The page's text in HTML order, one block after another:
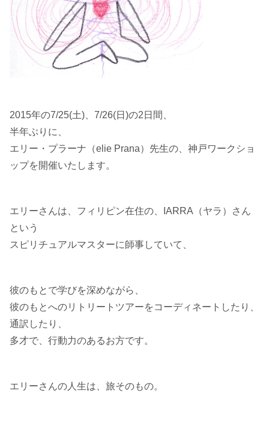
2015年の7/25(土)、7/26(日)の2日間、
半年ぶりに、
エリー・プラーナ（elie Prana）先生の、神戸ワークショ
ップを開催いたします。
エリーさんは、フィリピン在住の、IARRA（ヤラ）さん
という
スピリチュアルマスターに師事していて、
彼のもとで学びを深めながら、
彼のもとへのリトリートツアーをコーディネートしたり、
通訳したり、
多才で、行動力のあるお方です。
エリーさんの人生は、旅そのもの。